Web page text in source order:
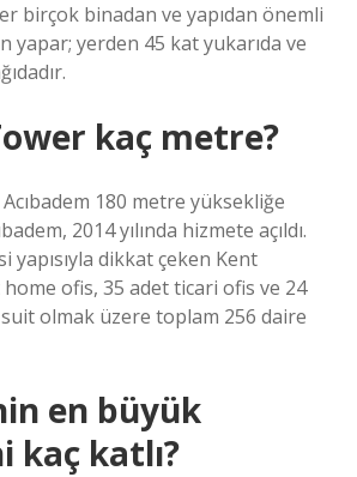
birçok binadan ve yapıdan önemli
yapar; yerden 45 kat yukarıda ve
kaç metre?
180 metre yüksekliğe
2014 yılında hizmete açıldı.
yapısıyla dikkat çeken Kent
home ofis, 35 adet ticari ofis ve 24
olmak üzere toplam 256 daire
en büyük
kaç katlı?